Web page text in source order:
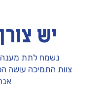
יש
נשמח לתת מענה
צוות התמיכה עושה